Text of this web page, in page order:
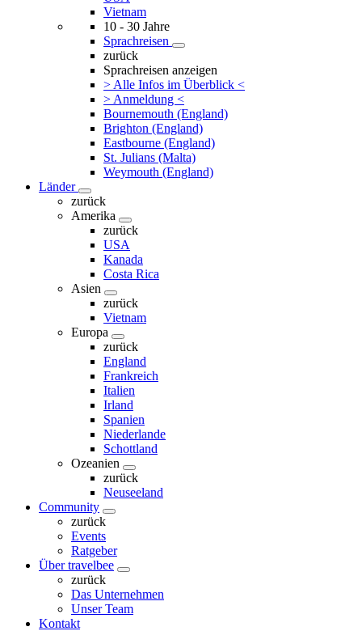
Vietnam
10 - 30 Jahre
Sprachreisen
zurück
Sprachreisen anzeigen
> Alle Infos im Überblick <
> Anmeldung <
Bournemouth (England)
Brighton (England)
Eastbourne (England)
St. Julians (Malta)
Weymouth (England)
Länder
zurück
Amerika
zurück
USA
Kanada
Costa Rica
Asien
zurück
Vietnam
Europa
zurück
England
Frankreich
Italien
Irland
Spanien
Niederlande
Schottland
Ozeanien
zurück
Neuseeland
Community
zurück
Events
Ratgeber
Über travelbee
zurück
Das Unternehmen
Unser Team
Kontakt